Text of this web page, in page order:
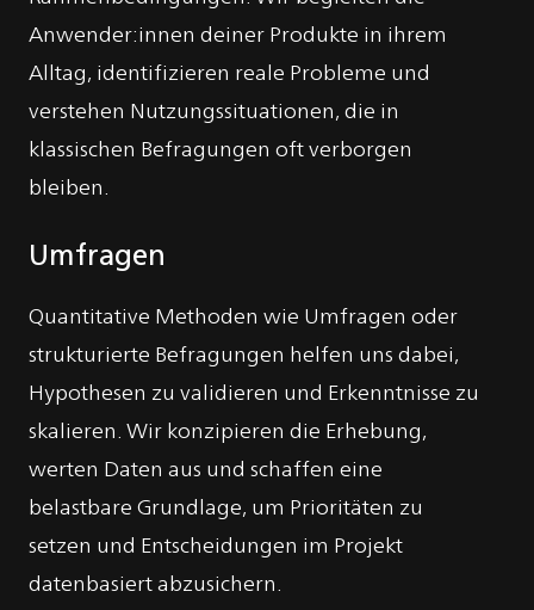
Anwender:innen deiner Produkte in ihrem
Alltag, identifizieren reale Probleme und
verstehen Nutzungssituationen, die in
klassischen Befragungen oft verborgen
bleiben.
Umfragen
Quantitative Methoden wie Umfragen oder
strukturierte Befragungen helfen uns dabei,
Hypothesen zu validieren und Erkenntnisse zu
skalieren. Wir konzipieren die Erhebung,
werten Daten aus und schaffen eine
belastbare Grundlage, um Prioritäten zu
setzen und Entscheidungen im Projekt
datenbasiert abzusichern.